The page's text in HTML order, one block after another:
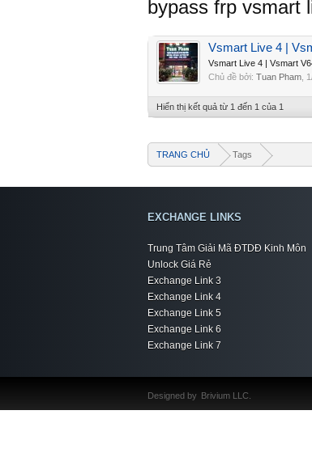
bypass frp vsmart
Vsmart Live 4 |
Vsmart Live 4 | Vsmart
Chủ đề bởi: Tuan Pham
Hiển thị kết quả từ 1 đến 1 của 1
TRANG CHỦ Tags
EXCHANGE LINKS
Trung Tâm Giải Mã ĐTDĐ Kinh Môn
Unlock Giá Rẻ
Exchange Link 3
Exchange Link 4
Exchange Link 5
Exchange Link 6
Exchange Link 7
Designed by Brivium LLC.